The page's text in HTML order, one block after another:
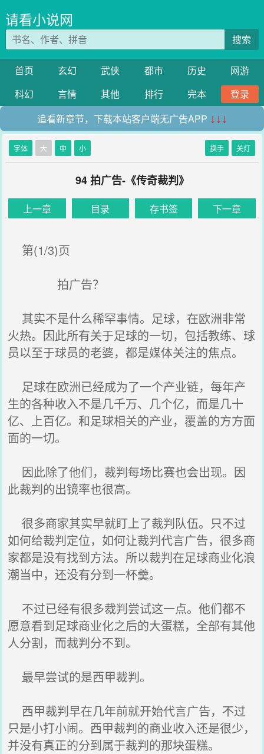
请看小说网
搜索
首页 玄幻 武侠 都市 历史
网游
科幻
言情 其他 排行 完本
登录
追看新章节，下载本站客户端无广告APP ↓↓↓
字体 大 中 小 换手 关灯
94 拍广告-《传奇裁判》
上一章 目录 存书签 下一章
第(1/3)页
拍广告？
其实不是什么稀罕事情。足球，在欧洲非常
火热。因此所有关于足球的一切，包括教练、球
员以至于球员的老婆，都是媒体关注的焦点。
足球在欧洲已经成为了一个产业链，每年产
生的各种收入不是几千万、几个亿，而是几十
亿、上百亿。和足球相关的产业，覆盖的方方面
面的一切。
因此除了他们，裁判每场比赛也会出现。因
此裁判的出镜率也很高。
很多商家其实早就盯上了裁判队伍。只不过
如何给裁判定位，如何让裁判代言广告，很多商
家都是没有找到方法。所以裁判在足球商业化浪
潮当中，还没有分到一杯羹。
不过已经有很多裁判尝试这一点。他们都不
愿意看到足球商业化之后的大蛋糕，全部有其他
人分割，而裁判分不到。
最早尝试的是西甲裁判。
西甲裁判早在几年前就开始代言广告，不过
只是小打小闹。西甲裁判的商业收入还是很少，
并没有真正的分到属于裁判的那块蛋糕。